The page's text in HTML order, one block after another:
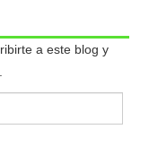
a este blog y